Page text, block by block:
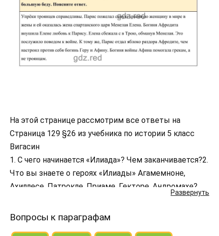
Развернуть
На этой странице рассмотрим все ответы на
Страница 129 §26 из учебника по истории 5 класс
Вигасин
1. С чего начинается «Илиада»? Чем заканчивается?2.
Что вы знаете о героях «Илиады» Агамемноне,
Ахиллесе, Патрокле, Приаме, Гекторе, Андромахе?
«троянский конь». В каких случаях их можно сейчас
Вопросы к параграфам